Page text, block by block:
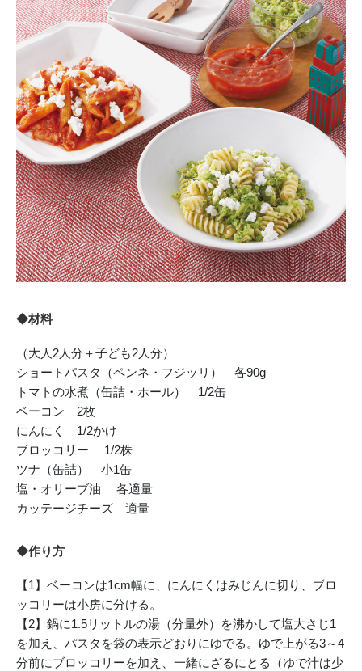
◆材料
（大人2人分＋子ども2人分）
ショートパスタ（ペンネ・フジッリ） 各90g
トマトの水煮（缶詰・ホール） 1/2缶
ベーコン 2枚
にんにく 1/2かけ
ブロッコリー 1/2株
ツナ（缶詰） 小1缶
塩・オリーブ油 各適量
カッテージチーズ 適量
◆作り方
【1】ベーコンは1cm幅に、にんにくはみじんに切り、ブロ
ッコリーは小房に分ける。
【2】鍋に1.5リットルの湯（分量外）を沸かして塩大さじ1
を加え、パスタを袋の表示どおりにゆでる。ゆで上がる3～4
分前にブロッコリーを加え、一緒にざるにとる（ゆで汁は少